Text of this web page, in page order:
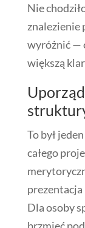
Nie
znalezienie
wyróżnić —
większą
To był
całego
prezentacja
Dla osoby